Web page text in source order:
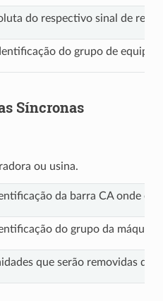
do respectivo sinal de
do grupo de
Síncronas
ou usina.
da barra CA onde
do grupo da máquina
que serão removidas do